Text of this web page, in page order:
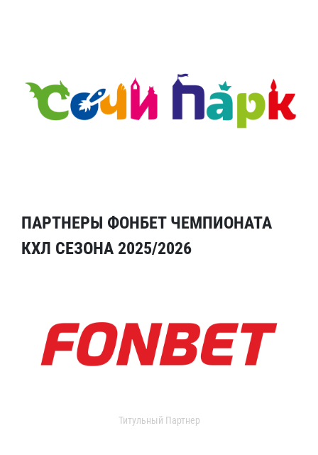
ПАРТНЕРЫ ФОНБЕТ ЧЕМПИОНАТА
КХЛ СЕЗОНА 2025/2026
Титульный Партнер